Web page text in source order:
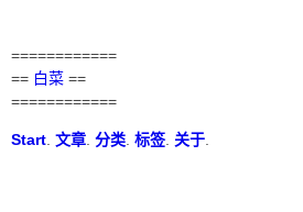
============
== 白菜 ==
============
Start 文章 分类 标签 关于